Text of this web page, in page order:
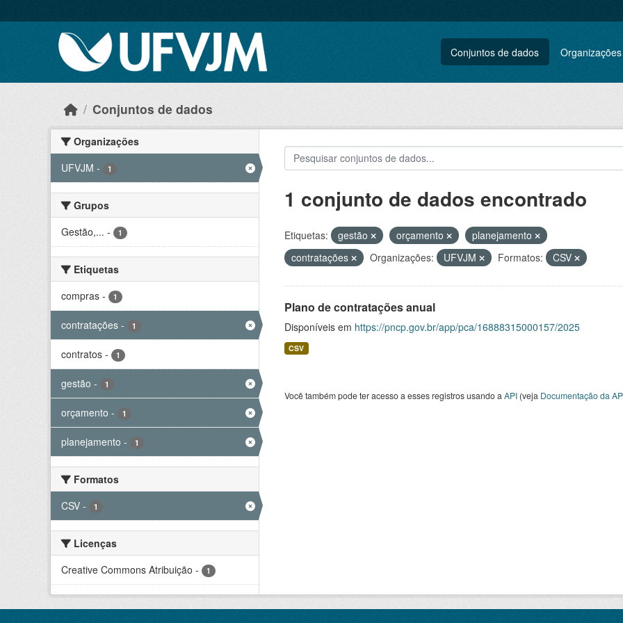
Conjuntos de dados Organizações
Conjuntos de dados
Organizações
UFVJM - 1
Grupos
Gestão,... - 1
Etiquetas
compras - 1
contratações - 1
contratos - 1
gestão - 1
orçamento - 1
planejamento - 1
Formatos
CSV - 1
Licenças
Creative Commons Atribuição - 1
1 conjunto de dados encontrado
Etiquetas: gestão orçamento
planejamento
contratações
Organizações: UFVJM Formatos: CSV
Plano de contratações anual
Disponíveis em https://pncp.gov.br/app/pca/16888315000157/2025
CSV
Você também pode ter acesso a esses registros usando a API(veja Documentação da